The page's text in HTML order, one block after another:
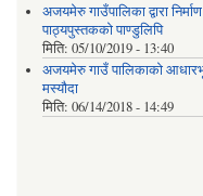
अजयमेरु गाउँपालिका द्वारा
पाठ्यपुस्तकको पाण्डुलिपि
मिति: 05/10/2019 - 13:40
अजयमेरु गाउँ पालिकाको
मस्यौदा
मिति: 06/14/2018 - 14:49